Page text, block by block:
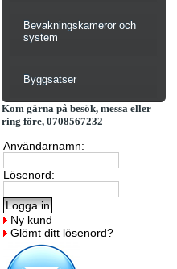
Bevakningskameror och
system
Byggsatser
Kom gärna på besök, messa eller
ring före, 0708567232
Användarnamn:
Lösenord:
Ny kund
Glömt ditt lösenord?